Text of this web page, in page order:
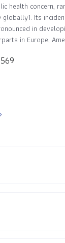
health concern,
Its
in
in Europe,